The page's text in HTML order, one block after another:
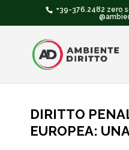
+39-376.2482 zero
DIRITTO
EUROPEA: